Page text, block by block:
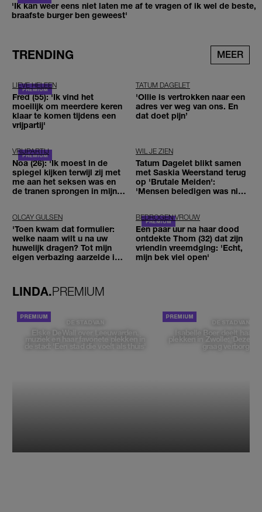
'Ik kan weer eens niet laten me af te vragen of ik wel de beste,
braafste burger ben geweest'
TRENDING MEER
LIEVE HELEEN
Fred (55): 'Ik vind het
moeilijk om meerdere keren
klaar te komen tijdens een
vrijpartij'
TATUM DAGELET
'Ollie is vertrokken naar een
adres ver weg van ons. En
dat doet pijn’
VRIJPARTIJ
Noa (26): 'Ik moest in de
spiegel kijken terwijl zij met
me aan het seksen was en
de tranen sprongen in mijn
WIL JE ZIEN
Tatum Dagelet blikt samen
met Saskia Weerstand terug
op 'Brutale Meiden':
'Mensen beledigen was niet
OLCAY GULSEN
'Toen kwam dat formulier:
welke naam wilt u na uw
huwelijk dragen? Tot mijn
eigen verbazing aarzelde ik
BEDROGEN VROUW
Een paar uur na haar dood
ontdekte Thom (32) dat zijn
vriendin vreemdging: 'Echt,
mijn bek viel open'
LINDA.PREMIUM
DE STAD VAN
Elske DeWall over Leeuwarden,
muziek en haar favoriete plekken in
de stad: 'Een stad die voelt als thuis'
DE STAD VAN
Isabelle Boer deelt haar
plekken in Zwolle: 'Deze
graag verborgen'